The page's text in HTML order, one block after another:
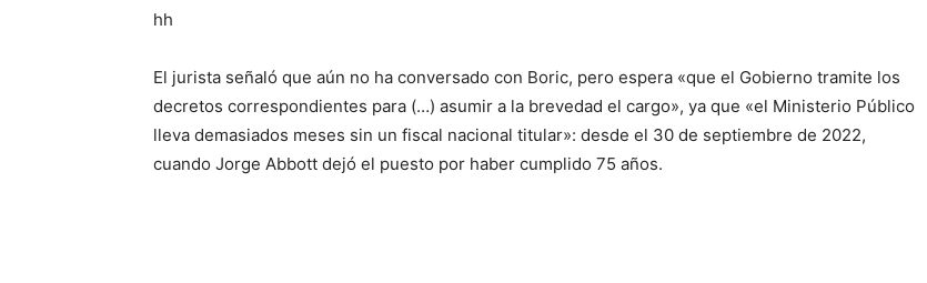
hh
El jurista señaló que aún no ha conversado con Boric, pero espera «que el Gobierno tramite los
decretos correspondientes para (…) asumir a la brevedad el cargo», ya que «el Ministerio Público
lleva demasiados meses sin un fiscal nacional titular»: desde el 30 de septiembre de 2022,
cuando Jorge Abbott dejó el puesto por haber cumplido 75 años.